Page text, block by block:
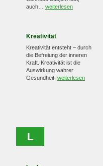
auch… weiterlesen
Kreativität
Kreativität entsteht – durch
die Befreiung der inneren
Kraft. Kreativität ist die
Auswirkung wahrer
Gesundheit. weiterlesen
L